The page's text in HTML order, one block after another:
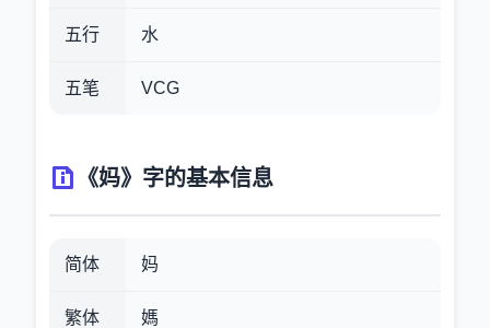
五行 水
五笔 VCG
《妈》字的基本信息
简体 妈
繁体
媽